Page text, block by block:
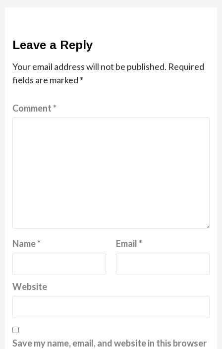
Leave a Reply
Your email address will not be published. Required
fields are marked *
Comment*
Name* Email*
Website
Save my name, email, and website in this browser